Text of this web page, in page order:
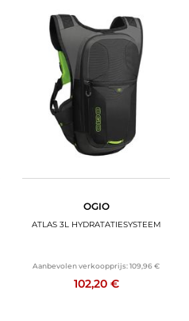
OGIO
ATLAS 3L HYDRATATIESYSTEEM
Aanbevolen verkoopprijs:109,96 €
102,20 €